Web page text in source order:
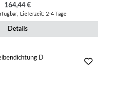
Regulärer Preis:
164,44 €
Lieferzeit: 2-4 Tage
Details